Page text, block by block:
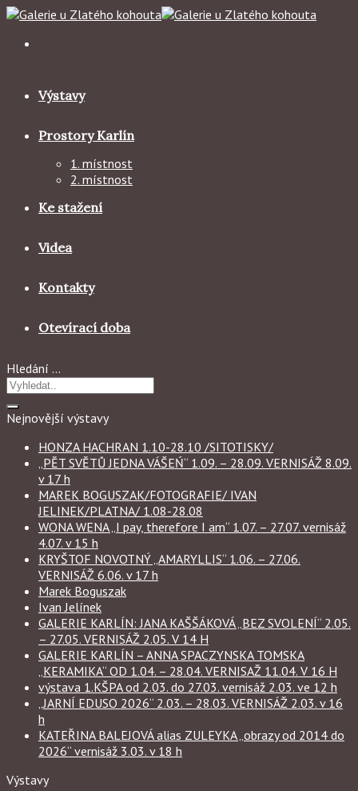
Skip
content
Výstavy
Prostory Karlín
1. místnost
2. místnost
Ke stažení
Videa
Kontakty
Otevírací doba
Hledání …
Nejnovější výstavy
HONZA HACHRAN 1.10-28.10 /SITOTISKY/
„PĚT SVĚTŮ JEDNA VÁŠEŃ“ 1.09. – 28.09. VERNISÁŽ 8.09.
v 17 h
MAREK BOGUSZAK/FOTOGRAFIE/ IVAN
JELINEK/PLATNA/ 1.08-28.08
WONA WENA „I pay, therefore I am“ 1.07. – 27.07. vernisáž
4.07. v 15 h
KRYŠTOF NOVOTNÝ „AMARYLLIS“ 1.06. – 27.06.
VERNISÁŽ 6.06. v 17 h
Marek Boguszak
Ivan Jelínek
GALERIE KARLÍN: JANA KAŠŠÁKOVÁ „BEZ SVOLENÍ“ 2.05.
– 27.05. VERNISÁŽ 2.05. V 14 H
GALERIE KARLÍN – ANNA SPACZYNSKA TOMSKA
„KERAMIKA“ OD 1.04. – 28.04. VERNISAŽ 11.04. V 16 H
výstava 1.KŠPA od 2.03. do 27.03. vernisáž 2.03. ve 12 h
„JARNÍ EDUSO 2026“ 2.03. – 28.03. VERNISÁŽ 2.03. v 16
h
KATEŘINA BALEJOVÁ alias ZULEYKA „obrazy od 2014 do
2026“ vernisáž 3.03. v 18 h
Výstavy